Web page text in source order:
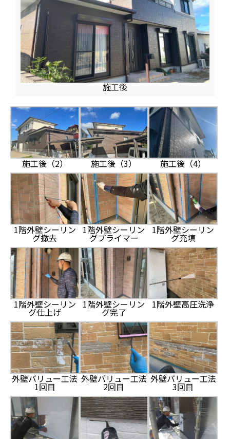
施工後
施工後（2） 施工後（3） 施工後（4）
1階外壁シーリン
グ撤去
1階外壁シーリン
グプライマー
1階外壁シーリン
グ充填
1階外壁シーリン
グ仕上げ
1階外壁シーリン
グ完了
1階外壁高圧洗浄
外壁バリュー工法
1回目
外壁バリュー工法
2回目
外壁バリュー工法
3回目